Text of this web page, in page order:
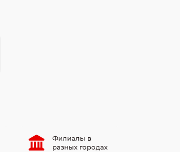
Филиалы в
разных городах